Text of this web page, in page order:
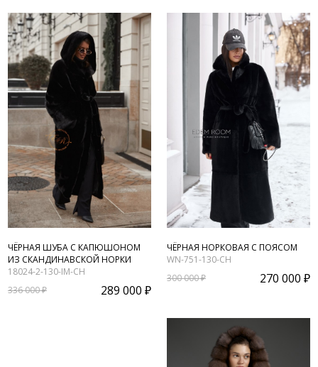
ЧЁРНАЯ ШУБА С КАПЮШОНОМ
ИЗ СКАНДИНАВСКОЙ НОРКИ
18024-2-130-IM-CH
336 000 ₽
289 000 ₽
ЧЁРНАЯ НОРКОВАЯ С ПОЯСОМ
WN-751-130-CH
300 000 ₽
270 000 ₽